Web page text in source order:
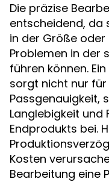
Die präzise
entscheidend, da
in der Größe oder
Problemen in der
führen können.
sorgt nicht nur
Passgenauigkeit,
Langlebigkeit und
Endprodukts bei.
Kosten
Bearbeitung eine